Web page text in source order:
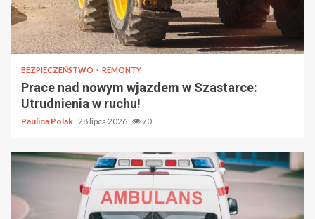
BEZPIECZEŃSTWO REMONTY
Prace nad nowym wjazdem w Szastarce:
Utrudnienia w ruchu!
Paulina Polak 28 lipca 2026 70